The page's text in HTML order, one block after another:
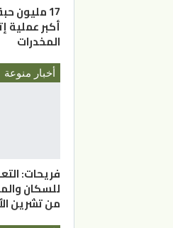
17 مليون
أكبر
المخدرات
أخبار منوعة
فريحات:
للسكان
من تشرين